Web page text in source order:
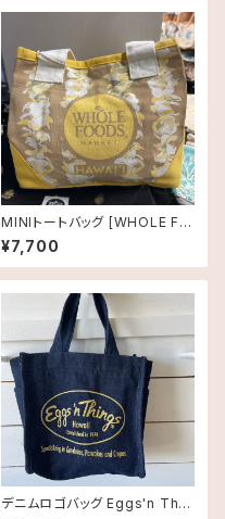
MINIトートバッグ [WHOLE FO
ODS MARKET]レイ
¥7,700
デニムロゴバッグ Eggs'n Thin